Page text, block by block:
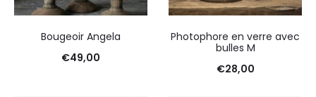
Bougeoir Angela
€49,00
Photophore en verre avec
bulles M
€28,00